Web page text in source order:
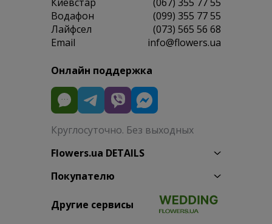
Киевстар
(067) 355 77 55
Водафон
(099) 355 77 55
Лайфсел
(073) 565 56 68
Email
info@flowers.ua
Онлайн поддержка
Круглосуточно. Без выходных
Flowers.ua DETAILS
Покупателю
Другие сервисы